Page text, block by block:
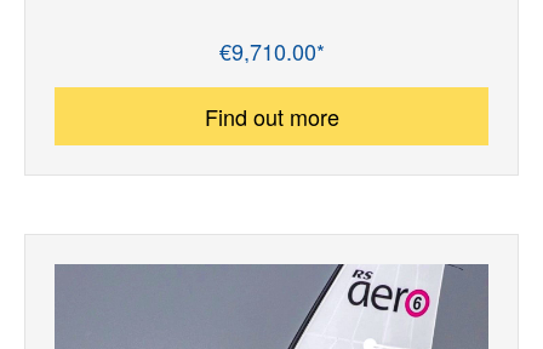
€9,710.00*
Find out more